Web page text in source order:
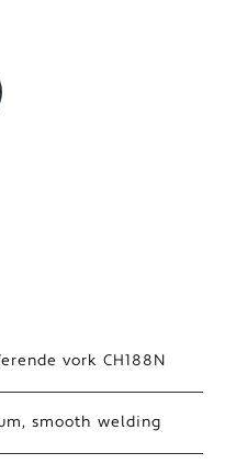
vork CH188N
smooth welding